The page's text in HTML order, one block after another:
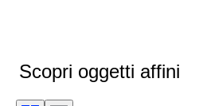
Scopri oggetti affini